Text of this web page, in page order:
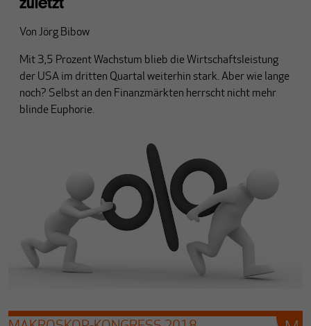
Von Jörg Bibow
Mit 3,5 Prozent Wachstum blieb die Wirtschaftsleistung
der USA im dritten Quartal weiterhin stark. Aber wie lange
noch? Selbst an den Finanzmärkten herrscht nicht mehr
blinde Euphorie.